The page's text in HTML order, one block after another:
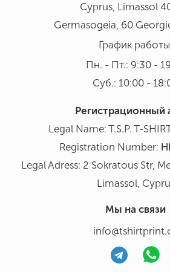
Cyprus, Limassol
Germasogeia, 60
График
Пн. - Пт.: 9:30 -
Суб.: 10:00 -
Регистрационный
Legal Name: T.S.P. T-
Registration Number:
Legal Adress: 2 Sokratous Str,
Limassol,
Мы на связи